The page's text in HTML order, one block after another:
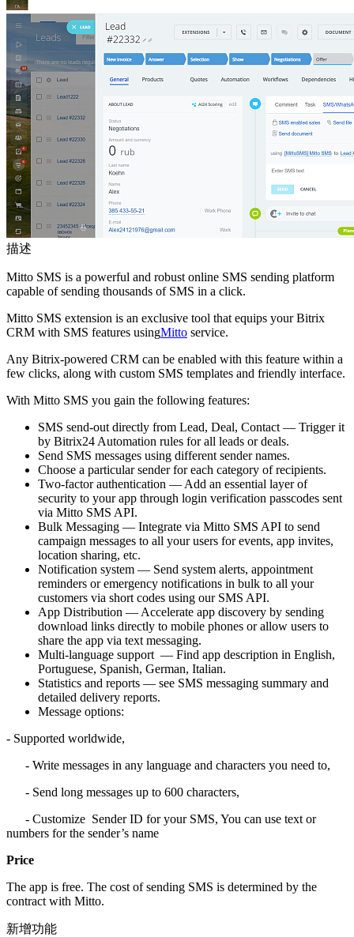
描述
Mitto SMS is a powerful and robust online SMS sending platform
capable of sending thousands of SMS in a click.
Mitto SMS extension is an exclusive tool that equips your Bitrix
CRM with SMS features usingMitto service.
Any Bitrix-powered CRM can be enabled with this feature within a
few clicks, along with custom SMS templates and friendly interface.
With Mitto SMS you gain the following features:
SMS send-out directly from Lead, Deal, Contact — Trigger it
by Bitrix24 Automation rules for all leads or deals.
Send SMS messages using different sender names.
Choose a particular sender for each category of recipients.
Two-factor authentication — Add an essential layer of
security to your app through login verification passcodes sent
via Mitto SMS API.
Bulk Messaging — Integrate via Mitto SMS API to send
campaign messages to all your users for events, app invites,
location sharing, etc.
Notification system — Send system alerts, appointment
reminders or emergency notifications in bulk to all your
customers via short codes using our SMS API.
App Distribution — Accelerate app discovery by sending
download links directly to mobile phones or allow users to
share the app via text messaging.
Multi-language support — Find app description in English,
Portuguese, Spanish, German, Italian.
Statistics and reports — see SMS messaging summary and
detailed delivery reports.
Message options:
- Supported worldwide,
- Write messages in any language and characters you need to,
- Send long messages up to 600 characters,
- Customize Sender ID for your SMS, You can use text or
numbers for the sender’s name
Price
The app is free. The cost of sending SMS is determined by the
contract with Mitto.
新增功能